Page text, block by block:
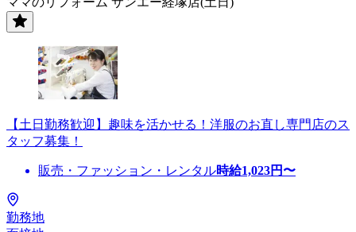
【土日勤務歓迎】趣味を活かせる！洋服のお直し専門店のス
タッフ募集！
販売・ファッション・レンタル時給1,023円〜
勤務地